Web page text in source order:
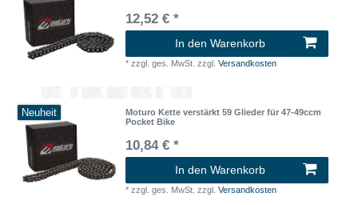
12,52 € *
In den Warenkorb
*zzgl. ges. MwSt. zzgl.Versandkosten
Neuheit
Moturo Kette verstärkt 59 Glieder für 47-49ccm
Pocket Bike
10,84 € *
In den Warenkorb
*zzgl. ges. MwSt. zzgl.Versandkosten